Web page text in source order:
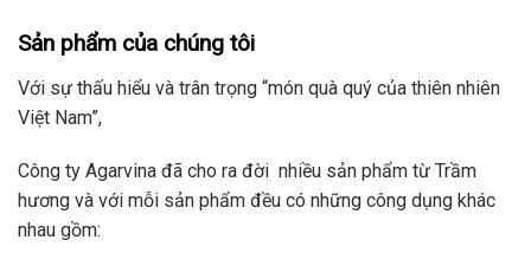
Sản phẩm của chúng tôi
Với sự thấu hiểu và trân trọng “món quà quý của thiên nhiên
Việt Nam”,
Công ty Agarvina đã cho ra đời nhiều sản phẩm từ Trầm
hương và với mỗi sản phẩm đều có những công dụng khác
nhau gồm: